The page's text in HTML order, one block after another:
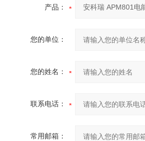
产品：
您的单位：
您的姓名：
联系电话：
常用邮箱：